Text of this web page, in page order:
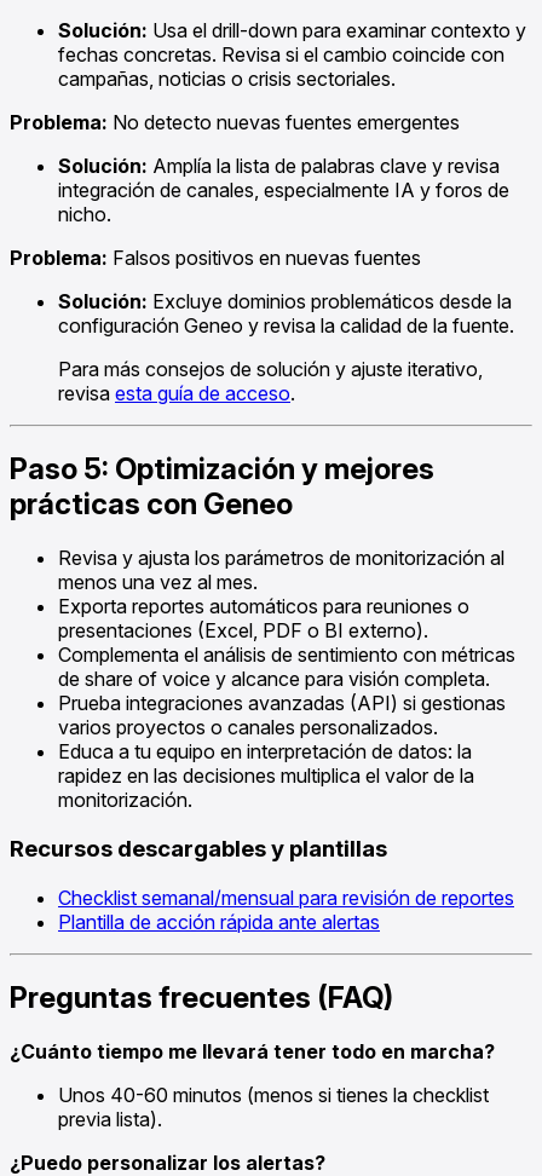
Solución: Usa el drill-down para examinar contexto y
fechas concretas. Revisa si el cambio coincide con
campañas, noticias o crisis sectoriales.
Problema: No detecto nuevas fuentes emergentes
Solución: Amplía la lista de palabras clave y revisa
integración de canales, especialmente IA y foros de
nicho.
Problema: Falsos positivos en nuevas fuentes
Solución: Excluye dominios problemáticos desde la
configuración Geneo y revisa la calidad de la fuente.
Para más consejos de solución y ajuste iterativo,
revisa esta guía de acceso.
Paso 5: Optimización y mejores
prácticas con Geneo
Revisa y ajusta los parámetros de monitorización al
menos una vez al mes.
Exporta reportes automáticos para reuniones o
presentaciones (Excel, PDF o BI externo).
Complementa el análisis de sentimiento con métricas
de share of voice y alcance para visión completa.
Prueba integraciones avanzadas (API) si gestionas
varios proyectos o canales personalizados.
Educa a tu equipo en interpretación de datos: la
rapidez en las decisiones multiplica el valor de la
monitorización.
Recursos descargables y plantillas
Checklist semanal/mensual para revisión de reportes
Plantilla de acción rápida ante alertas
Preguntas frecuentes (FAQ)
¿Cuánto tiempo me llevará tener todo en marcha?
Unos 40-60 minutos (menos si tienes la checklist
previa lista).
¿Puedo personalizar los alertas?